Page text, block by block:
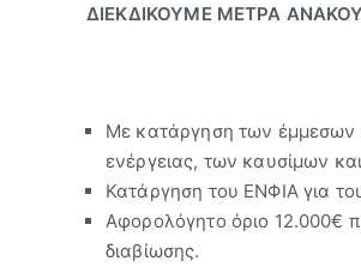
ΔΙΕΚΔΙΚΟΥΜΕ ΜΕΤΡΑ
Με κατάργηση των έμμεσων
ενέργειας, των καυσίμων
Κατάργηση του ΕΝΦΙΑ για
Αφορολόγητο όριο 12.000€
διαβίωσης.